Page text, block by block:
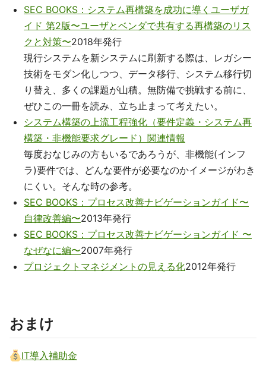
SEC BOOKS：システム再構築を成功に導くユーザガ
イド 第2版〜ユーザとベンダで共有する再構築のリス
クと対策〜2018年発行
現行システムを新システムに刷新する際は、レガシー
技術をモダン化しつつ、データ移行、システム移行切
り替え、多くの課題が山積。無防備で挑戦する前に、
ぜひこの一冊を読み、立ち止まって考えたい。
システム構築の上流工程強化（要件定義・システム再
構築・非機能要求グレード）関連情報
毎度おなじみの方もいるであろうが、非機能(インフ
ラ)要件では、どんな要件が必要なのかイメージがわき
にくい。そんな時の参考。
SEC BOOKS：プロセス改善ナビゲーションガイド〜
自律改善編〜2013年発行
SEC BOOKS：プロセス改善ナビゲーションガイド 〜
なぜなに編〜2007年発行
プロジェクトマネジメントの見える化2012年発行
おまけ
IT導入補助金